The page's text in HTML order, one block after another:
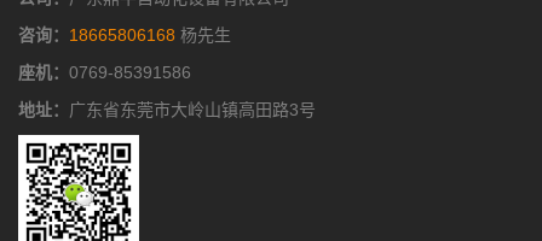
咨询： 18665806168 杨先生
座机： 0769-85391586
地址： 广东省东莞市大岭山镇高田路3号